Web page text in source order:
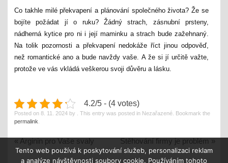
Co takhle milé překvapení a plánování společného života? Že se
bojíte požádat jí o ruku? Žádný strach, zásnubní prsteny,
nádherná kytice pro ni i její maminku a strach bude zažehnaný.
Na tolik pozornosti a překvapení nedokáže říct jinou odpověď,
než romantické ano a bude navždy vaše. A že si jí určitě važte,
protože ve vás vkládá veškerou svoji důvěru a lásku.
4.2/5 - (4 votes)
Posted on 8. 11. 2024 by
. This entry was posted in Nezařazené. Bookmark the
permalink
« Arginin pro Vaše svaly Stěhování firmy je problém »
Tento web používá k poskytování služeb, personalizaci reklam
a analýze návštěvnosti soubory cookie. Používáním tohoto